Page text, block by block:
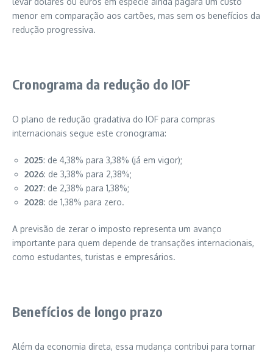
menor em comparação aos cartões, mas sem os benefícios da
redução progressiva.
Cronograma da redução do IOF
O plano de redução gradativa do IOF para compras
internacionais segue este cronograma:
2025: de 4,38% para 3,38% (já em vigor);
2026: de 3,38% para 2,38%;
2027: de 2,38% para 1,38%;
2028: de 1,38% para zero.
A previsão de zerar o imposto representa um avanço
importante para quem depende de transações internacionais,
como estudantes, turistas e empresários.
Benefícios de longo prazo
Além da economia direta, essa mudança contribui para tornar